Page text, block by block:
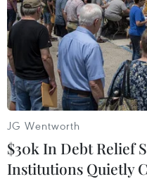
#Thị trường trái phiếu
#Tập đoàn Tân Hoàng
Theo dõi VietnamPlus
JG Wentworth
$30k In Debt Relief
Institutions Quietly